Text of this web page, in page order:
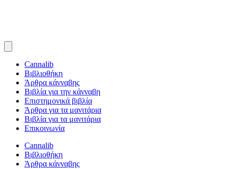
Cannalib
Βιβλιοθήκη
Άρθρα κάνναβης
Βιβλία για την κάνναβη
Επιστημονικά βιβλία
Άρθρα για τα μανιτάρια
Βιβλία για τα μανιτάρια
Επικοινωνία
Cannalib
Βιβλιοθήκη
Άρθρα κάνναβης